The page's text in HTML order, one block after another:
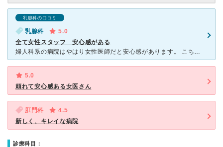
乳腺科の口コミ
乳腺科
5.0
全て女性スタッフ 安心感がある
婦人科系の病院はやはり女性医師だと安心感があります。 こちらは医師、看護師、技師、受付と、スタッフ全員が女性なので男性医師だと検査しにくい症状などでも、気軽に行けます。 胸の痛みと血便があった
5.0
頼れて安心感ある女医さん
肛門科
4.5
新しく、キレイな病院
診療科目：